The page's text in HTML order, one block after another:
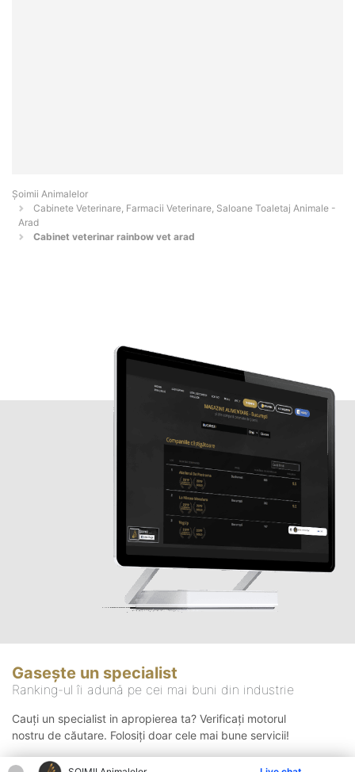
Şoimii Animalelor
Cabinete Veterinare, Farmacii Veterinare, Saloane Toaletaj Animale -
Arad
Cabinet veterinar rainbow vet arad
Gasește un specialist
Ranking-ul îi adună pe cei mai buni din industrie
Cauți un specialist in apropierea ta? Verificați motorul
nostru de căutare. Folosiți doar cele mai bune servicii!